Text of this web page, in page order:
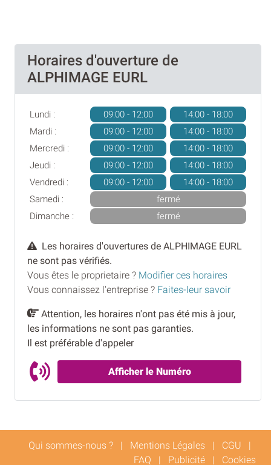
Horaires d'ouverture de
ALPHIMAGE EURL
Lundi : 09:00 - 12:00
14:00 - 18:00
Mardi :
09:00 - 12:00
14:00 - 18:00
Mercredi :
09:00 - 12:00
14:00 - 18:00
Jeudi :
09:00 - 12:00
14:00 - 18:00
Vendredi :
09:00 - 12:00
14:00 - 18:00
Samedi :
fermé
Dimanche :
fermé
Les horaires d'ouvertures de ALPHIMAGE EURL
ne sont pas vérifiés.
Vous êtes le proprietaire ? Modifier ces horaires
Vous connaissez l'entreprise ? Faites-leur savoir
Attention, les horaires n'ont pas été mis à jour,
les informations ne sont pas garanties.
Il est préférable d'appeler
Afficher le Numéro
Qui sommes-nous ? | Mentions Légales | CGU |
FAQ | Publicité | Cookies